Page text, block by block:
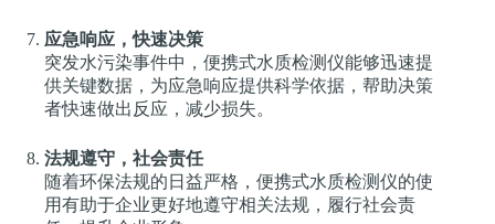
应急响应，快速决策
突发水污染事件中，便携式水质检测仪能够迅速提
供关键数据，为应急响应提供科学依据，帮助决策
者快速做出反应，减少损失。
法规遵守，社会责任
随着环保法规的日益严格，便携式水质检测仪的使
用有助于企业更好地遵守相关法规，履行社会责